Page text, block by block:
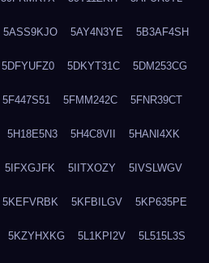
5ASS9KJO 5AY4N3YE 5B3AF4SH
5DFYUFZ0 5DKYT31C 5DM253CG
5F447S51 5FMM242C 5FNR39CT
5H18E5N3 5H4C8VII 5HANI4XK
5IFXGJFK 5IITXOZY 5IVSLWGV
5KEFVRBK 5KFBILGV 5KP635PE
5KZYHXKG 5L1KPI2V 5L515L3S